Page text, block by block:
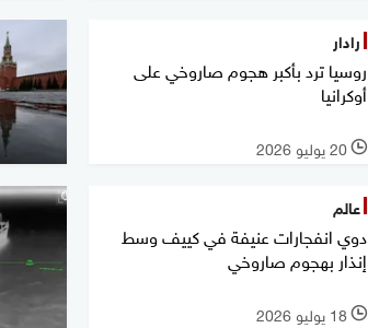
رادار
روسيا ترد بأكبر هجوم صاروخي على
أوكرانيا
l 20 يوليو 2026
عالم
دوي انفجارات عنيفة في كييف وسط
إنذار بهجوم صاروخي
l 18 يوليو 2026